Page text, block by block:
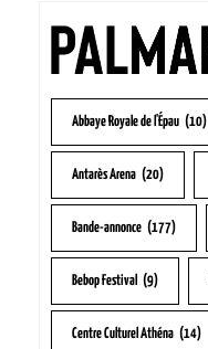
Abbaye Royale de l'Épau (10)
Antarès Arena (20)
Bande-annonce (177)
Bebop Festival (9)
Centre Culturel Athéna (14)